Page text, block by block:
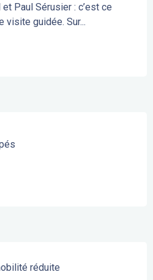
Paul Sérusier : c’est ce
visite guidée. Sur...
réduite